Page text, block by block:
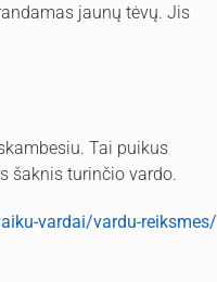
jaunų tėvų. Jis
Tai puikus
šaknis turinčio vardo.
vardai/vardu-reiksmes/